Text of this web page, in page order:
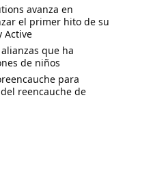
avanza en
el primer hito de su
Active
que ha
de niños
para
reencauche de